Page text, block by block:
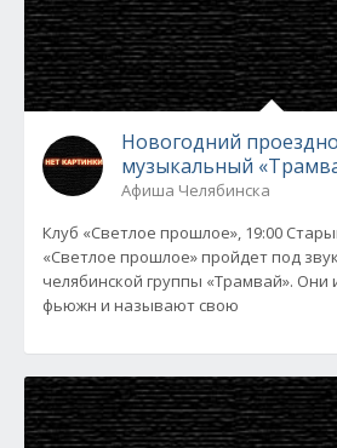
Новогодний
музыкальный
Афиша Челябинска
Клуб «Светлое прошлое», 19:00
«Светлое прошлое» пройдет под
челябинской группы «Трамвай». Они
фьюжн и называют свою